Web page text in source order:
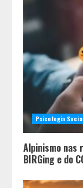
Psicologia
Alpinismo nas
BIRGing e do